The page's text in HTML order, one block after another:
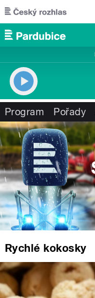
Přejít k hlavnímu obsahu
Program Pořady
Rychlé kokosky